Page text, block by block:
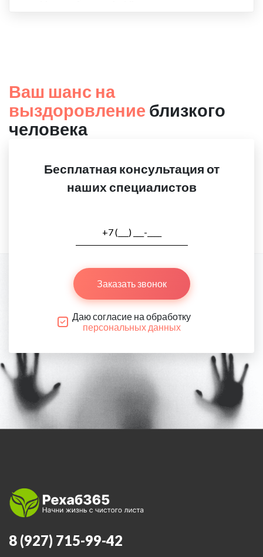
Ваш шанс на
выздоровление близкого
человека
Бесплатная консультация от
наших специалистов
Заказать звонок
Даю согласие на обработку
персональных данных
8 (927) 715-99-42